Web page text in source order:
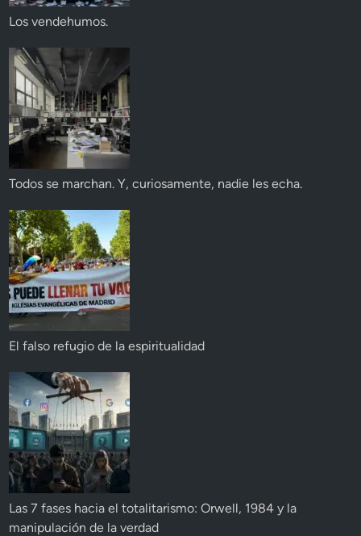
Los vendehumos.
Todos se marchan. Y, curiosamente, nadie les echa.
El falso refugio de la espiritualidad
Las 7 fases hacia el totalitarismo: Orwell, 1984 y la
manipulación de la verdad